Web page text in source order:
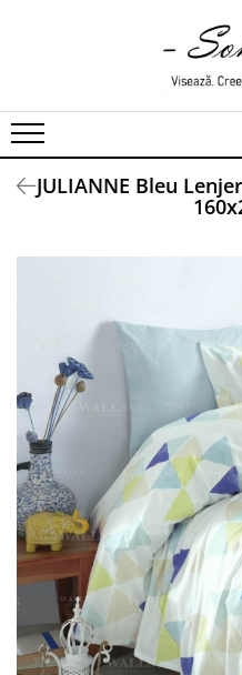
LENJERII DE PAT
LENJERII DE PAT CU PATURA
LENJERII DE PAT CU PILOTA SI
JULIANNE Bleu